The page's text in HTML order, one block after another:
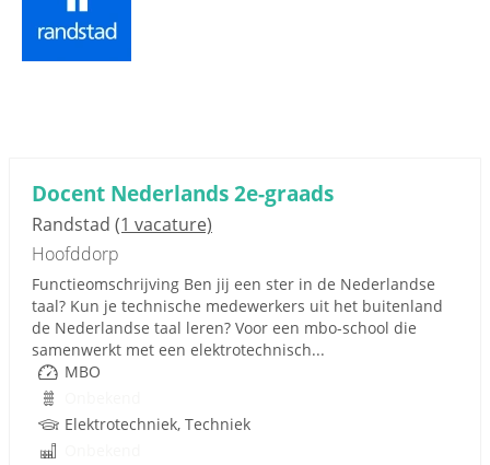
Docent Nederlands 2e-graads
Randstad (1 vacature)
Hoofddorp
Functieomschrijving Ben jij een ster in de Nederlandse
taal? Kun je technische medewerkers uit het buitenland
de Nederlandse taal leren? Voor een mbo-school die
samenwerkt met een elektrotechnisch...
MBO
Elektrotechniek, Techniek